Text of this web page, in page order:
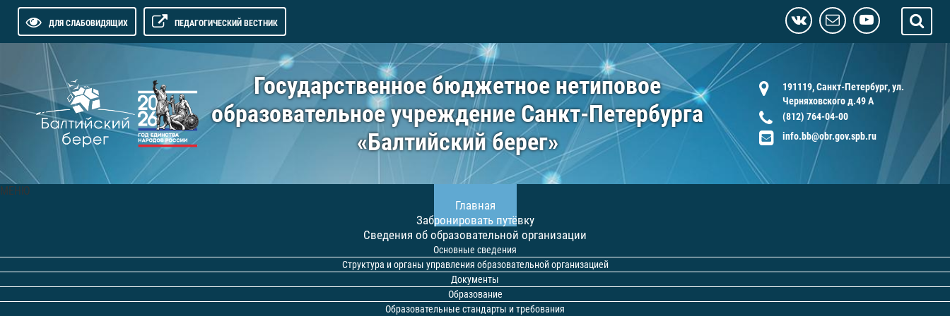
ДЛЯ СЛАБОВИДЯЩИХ ПЕДАГОГИЧЕСКИЙ ВЕСТНИК
Государственное бюджетное нетиповое
образовательное учреждение Санкт-Петербурга
«Балтийский берег»
191119, Санкт-Петербург, ул.
Черняховского д.49 А
(812) 764-04-00
info.bb@obr.gov.spb.ru
МЕНЮ
Главная
Забронировать путёвку
Сведения об образовательной организации
Основные сведения
Структура и органы управления образовательной организацией
Документы
Образование
Образовательные стандарты и требования